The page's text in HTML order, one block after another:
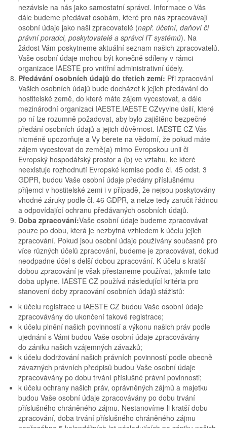
nezávisle na nás jako samostatní správci. Informace o Vás
dále budeme předávat osobám, které pro nás zpracovávají
osobní údaje jako naši zpracovatelé (např. účetní, daňoví či
právní poradci, poskytovatelé a správci IT systémů). Na
žádost Vám poskytneme aktuální seznam našich zpracovatelů.
Vaše osobní údaje mohou být konečně sdíleny v rámci
organizace IAESTE pro vnitřní administrativní účely.
Předávání osobních údajů do třetích zemí: Při zpracování
Vašich osobních údajů bude docházet k jejich předávání do
hostitelské země, do které máte zájem vycestovat, a dále
mezinárodní organizaci IAESTE.IAESTE CZvyvine úsilí, které
po ní lze rozumně požadovat, aby bylo zajištěno bezpečné
předání osobních údajů a jejich důvěrnost. IAESTE CZ Vás
nicméně upozorňuje a Vy berete na vědomí, že pokud máte
zájem vycestovat do země(a) mimo Evropskou unii či
Evropský hospodářský prostor a (b) ve vztahu, ke které
neexistuje rozhodnutí Evropské komise podle čl. 45 odst. 3
GDPR, budou Vaše osobní údaje předány příslušnému
příjemci v hostitelské zemi i v případě, že nejsou poskytovány
vhodné záruky podle čl. 46 GDPR, a nelze tedy zaručit řádnou
a odpovídající ochranu předávaných osobních údajů.
Doba zpracování:Vaše osobní údaje budeme zpracovávat
pouze po dobu, která je nezbytná vzhledem k účelu jejich
zpracování. Pokud jsou osobní údaje používány současně pro
více různých účelů zpracování, budeme je zpracovávat, dokud
neodpadne účel s delší dobou zpracování. K účelu s kratší
dobou zpracování je však přestaneme používat, jakmile tato
doba uplyne. IAESTE CZ používá následující kritéria pro
stanovení doby zpracování osobních údajů stážistů:
k účelu registrace u IAESTE CZ budou Vaše osobní údaje
zpracovávány do ukončení takové registrace;
k účelu plnění našich povinností a výkonu našich práv podle
ujednání s Vámi budou Vaše osobní údaje zpracovávány
do zániku našich vzájemných závazků;
k účelu dodržování našich právních povinností podle obecně
závazných právních předpisů budou Vaše osobní údaje
zpracovávány po dobu trvání příslušné právní povinnosti;
k účelu ochrany našich práv, oprávněných zájmů a majetku
budou Vaše osobní údaje zpracovávány po dobu trvání
příslušného chráněného zájmu. Nestanovíme-li kratší dobu
zpracování, doba trvání příslušného chráněného zájmu